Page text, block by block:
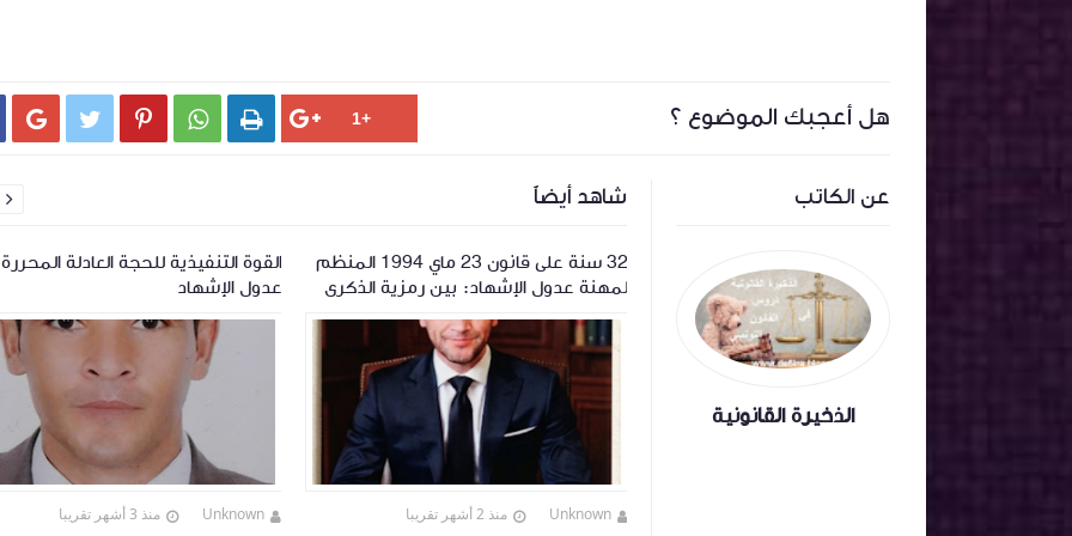
هل أعجبك الموضوع ؟     
عن الكاتب
الذخيرة القانونية
شاهد أيضاً
32 سنة على قانون 23 ماي 1994 المنظم
لمهنة عدول الإشهاد: بين رمزية الذكرى
Unknown منذ 2 أشهر تقريبا
القوة التنفيذية للحجة العادلة
عدول الإشهاد
Unknown منذ 3 أشهر تقريبا
